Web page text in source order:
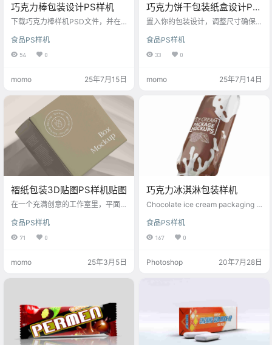
巧克力棒包装设计PS样机
下载巧克力棒样机PSD文件，并在P
能对象图层，双击它并置入自己的
设计稿；确保设计稿尺寸与样机匹
配后保存并关闭智能对象窗口；接
图层，如光影效果、背景颜色等，
保存合成后的图像为JPG或PNG格
式即可。这种方法能高效地呈现设
计方案，便于客户预览和反馈。
食品PS样机
54 0
momo 25年7月15日
巧克力饼干包装纸盒设计PS
样机
置入你的包装设计，调整尺寸确保
光、阴影等细节，增加立体感；样
机文件可能包含多角度视图，可选
择不同图层预览效果；最后保存并
就能高效地制作出逼真的包装效果
食品PS样机
33 0
momo 25年7月14日
褶纸包装3D贴图PS样机贴图
在一个充满创意的工作室里，平面
力品牌设计独特的褶纸包装。为了
确保设计方案既美观又符合品牌形
象，小林决定使用psyangji.com提
食品PS样机
71 0
momo 25年3月5日
巧克力冰淇淋包装样机
Chocolate ice cream packaging m
食品PS样机
167 0
Photoshop 20年7月28日